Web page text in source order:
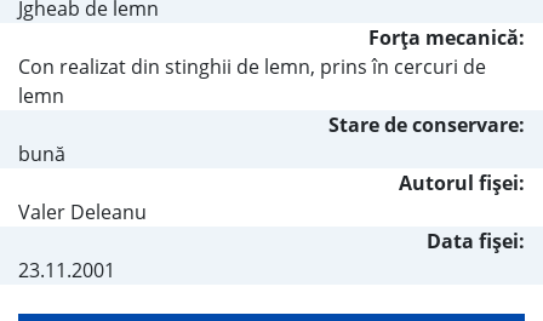
Jgheab de lemn
Forţa mecanică:
Con realizat din stinghii de lemn, prins în cercuri de
lemn
Stare de conservare:
bună
Autorul fişei:
Valer Deleanu
Data fișei:
23.11.2001